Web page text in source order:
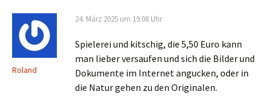
Roland
24. März 2025 um 19:08 Uhr
Spielerei und kitschig, die 5,50 Euro kann
man lieber versaufen und sich die Bilder und
Dokumente im Internet angucken, oder in
die Natur gehen zu den Originalen.